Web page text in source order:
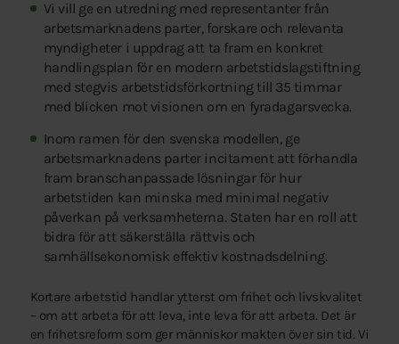
Vi vill ge en utredning med representanter från
arbetsmarknadens parter, forskare och relevanta
myndigheter i uppdrag att ta fram en konkret
handlingsplan för en modern arbetstidslagstiftning
med stegvis arbetstidsförkortning till 35 timmar
med blicken mot visionen om en fyradagarsvecka.
Inom ramen för den svenska modellen, ge
arbetsmarknadens parter incitament att förhandla
fram branschanpassade lösningar för hur
arbetstiden kan minska med minimal negativ
påverkan på verksamheterna. Staten har en roll att
bidra för att säkerställa rättvis och
samhällsekonomisk effektiv kostnadsdelning.
Kortare arbetstid handlar ytterst om frihet och livskvalitet
– om att arbeta för att leva, inte leva för att arbeta. Det är
en frihetsreform som ger människor makten över sin tid. Vi